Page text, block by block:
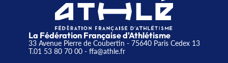
La Fédération Française d'Athlétisme
33 Avenue Pierre de Coubertin - 75640 Paris Cedex 13
T.01 53 80 70 00- ffa@athle.fr